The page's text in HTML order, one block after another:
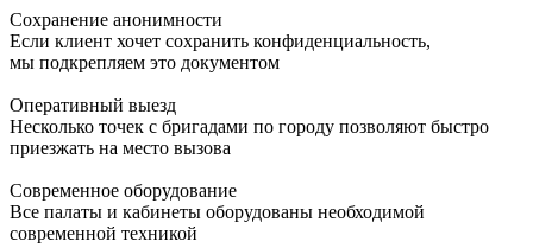
Сохранение анонимности
Если клиент хочет сохранить конфиденциальность,
мы подкрепляем это документом
Оперативный выезд
Несколько точек с бригадами по городу позволяют быстро
приезжать на место вызова
Современное оборудование
Все палаты и кабинеты оборудованы необходимой
современной техникой